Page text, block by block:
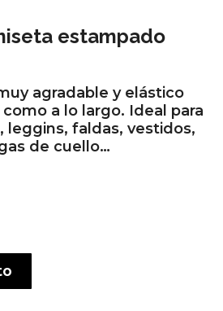
estampado
agradable y elástico
a lo largo. Ideal para
leggins, faldas, vestidos,
de cuello…